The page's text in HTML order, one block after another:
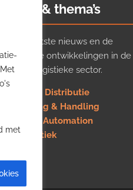
met
Nieuws & thema’s
het laatste nieuws en de
ontwikkelingen in de
logistieke sector.
& Distributie
& Handling
& Automation
in logistiek